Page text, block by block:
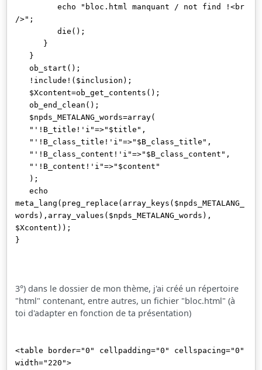
echo "bloc.html manquant / not find !<br
/>";
die();
}
}
ob_start();
!include!($inclusion);
$Xcontent=ob_get_contents();
ob_end_clean();
$npds_METALANG_words=array(
"'!B_title!'i"=>"$title",
"'!B_class_title!'i"=>"$B_class_title",
"'!B_class_content!'i"=>"$B_class_content",
"'!B_content!'i"=>"$content"
);
echo
meta_lang(preg_replace(array_keys($npds_METALANG_
words),array_values($npds_METALANG_words),
$Xcontent));
}
3°) dans le dossier de mon thème, j'ai créé un répertoire
"html" contenant, entre autres, un fichier "bloc.html" (à
toi d'adapter en fonction de ta présentation)
<table border="0" cellpadding="0" cellspacing="0"
width="220">